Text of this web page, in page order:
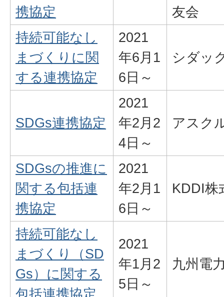
携協定
友会
持続可能なし
まづくりに関
する連携協定
2021
年6月1
6日～
シダッ
SDGs連携協定
2021
年2月2
4日～
アスク
SDGsの推進に
関する包括連
携協定
2021
年2月1
6日～
KDDI株
持続可能なし
まづくり（SD
Gs）に関する
包括連携協定
2021
年1月2
5日～
九州電